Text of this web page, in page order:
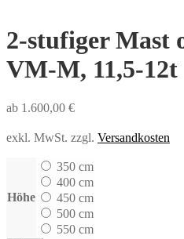
2-stufiger Mast
VM-M, 11,5-12t
ab 1.600,00 €
exkl. MwSt. zzgl. Versandkosten
Höhe
350 cm
400 cm
450 cm
500 cm
550 cm